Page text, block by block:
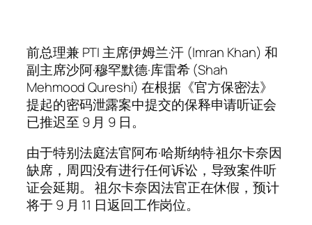
前总理兼 PTI 主席伊姆兰·汗 (Imran Khan) 和
副主席沙阿·穆罕默德·库雷希 (Shah
Mehmood Qureshi) 在根据《官方保密法》
提起的密码泄露案中提交的保释申请听证会
已推迟至 9 月 9 日。
由于特别法庭法官阿布·哈斯纳特·祖尔卡奈因
缺席，周四没有进行任何诉讼，导致案件听
证会延期。 祖尔卡奈因法官正在休假，预计
将于 9 月 11 日返回工作岗位。